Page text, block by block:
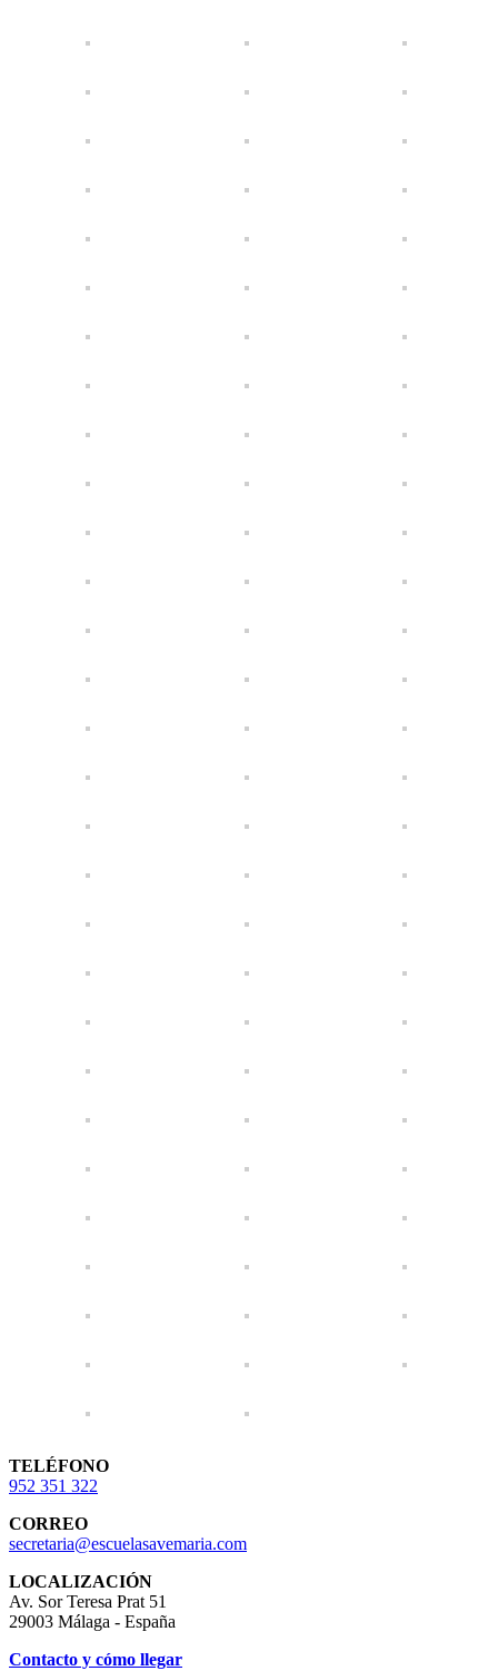
TELÉFONO
952 351 322
CORREO
secretaria@escuelasavemaria.com
LOCALIZACIÓN
Av. Sor Teresa Prat 51
29003 Málaga - España
Contacto y cómo llegar